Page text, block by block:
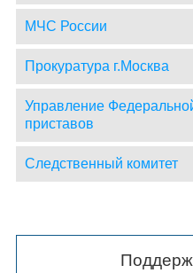
МЧС России
Прокуратура г.Москва
Управление
приставов
Следственный комитет